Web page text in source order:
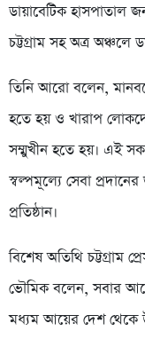
ডায়াবেটিক হাসপাতাল
চট্টগ্রাম সহ অত্র অঞ্চলে
তিনি আরো বলেন,
হতে হয় ও খারাপ
সম্মুখীন হতে হয়। এই
স্বল্পমূল্যে সেবা
প্রতিষ্ঠান।
বিশেষ অতিথি চট্টগ্রাম
ভৌমিক বলেন, সবার
মধ্যম আয়ের দেশ থেকে